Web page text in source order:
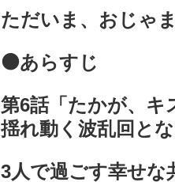
ただいま、おじゃ
⚫あらすじ
第6話「たかが、キ
揺れ動く波乱回とな
3人で過ごす幸せな